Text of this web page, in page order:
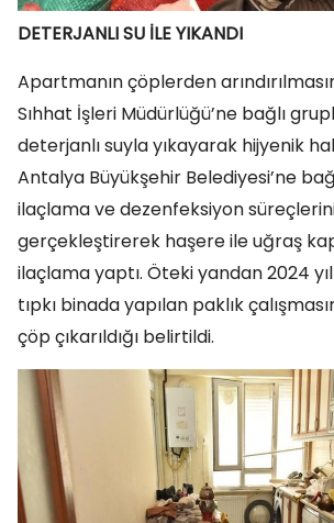
DETERJANLI SU İLE YIKANDI
Apartmanın çöplerden
Sıhhat İşleri Müdürlüğü’ne bağlı
deterjanlı suyla yıkayarak hijyenik
Antalya Büyükşehir Belediyesi’ne
ilaçlama ve dezenfeksiyon
gerçekleştirerek haşere ile uğraş
ilaçlama yaptı. Öteki yandan 2024
tıpkı binada yapılan paklık
çöp çıkarıldığı belirtildi.